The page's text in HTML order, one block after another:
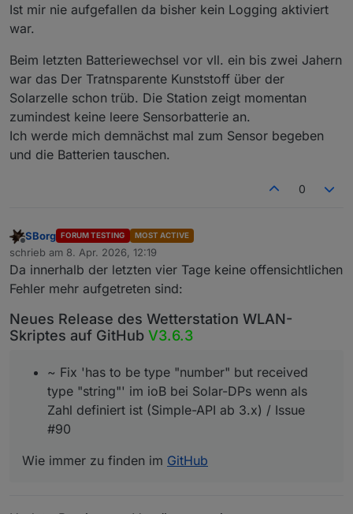
Der "Hack" fügt lediglich noch hinzu wann ein Paket
verworfen wurde.
nichts stören und sukzessiver Datenverkehr ist da
Ist mir nie aufgefallen da bisher kein Logging aktiviert
war.
Beim letzten Batteriewechsel vor vll. ein bis zwei Jahern
war das Der Tratnsparente Kunststoff über der
Solarzelle schon trüb. Die Station zeigt momentan
zumindest keine leere Sensorbatterie an.
Ich werde mich demnächst mal zum Sensor begeben
und die Batterien tauschen.
0
Offline
SBorg FORUM TESTING MOST ACTIVE
schrieb am 8. Apr. 2026, 12:19
zuletzt editiert von
Da innerhalb der letzten vier Tage keine offensichtlichen
Fehler mehr aufgetreten sind:
Neues Release des Wetterstation WLAN-
Skriptes auf GitHub V3.6.3
~ Fix 'has to be type "number" but received
type "string"' im ioB bei Solar-DPs wenn als
Zahl definiert ist (Simple-API ab 3.x) / Issue
#90
Wie immer zu finden im GitHub